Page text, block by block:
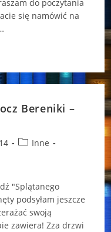
do poczytania
się namówić na
Bereniki –
PostInne
"Splątanego
podsyłam jeszcze
swoją
zawiera! Zza drzwi